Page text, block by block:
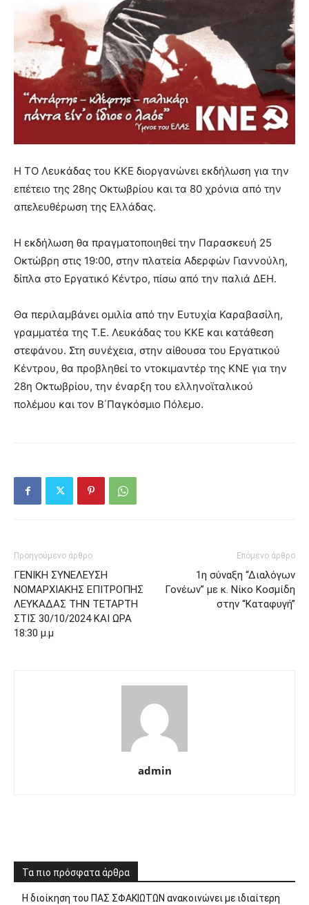
Η ΤΟ Λευκάδας του ΚΚΕ διοργανώνει εκδήλωση για την
επέτειο της 28ης Οκτωβρίου και τα 80 χρόνια από την
απελευθέρωση της Ελλάδας.
Η εκδήλωση θα πραγματοποιηθεί την Παρασκευή 25
Οκτώβρη στις 19:00, στην πλατεία Αδερφών Γιαννούλη,
δίπλα στο Εργατικό Κέντρο, πίσω από την παλιά ΔΕΗ.
Θα περιλαμβάνει ομιλία από την Ευτυχία Καραβασίλη,
γραμματέα της Τ.Ε. Λευκάδας του ΚΚΕ και κατάθεση
στεφάνου. Στη συνέχεια, στην αίθουσα του Εργατικού
Κέντρου, θα προβληθεί το ντοκιμαντέρ της ΚΝΕ για την
28η Οκτωβρίου, την έναρξη του ελληνοϊταλικού
πολέμου και τον Β΄Παγκόσμιο Πόλεμο.
Προηγούμενο άρθρο
ΓΕΝΙΚΗ ΣΥΝΕΛΕΥΣΗ
ΝΟΜΑΡΧΙΑΚΗΣ ΕΠΙΤΡΟΠΗΣ
ΛΕΥΚΑΔΑΣ ΤΗΝ ΤΕΤΑΡΤΗ
ΣΤΙΣ 30/10/2024 ΚΑΙ ΩΡΑ
18:30 μ.μ
Επόμενο άρθρο
1η σύναξη “Διαλόγων
Γονέων” με κ. Νίκο Κοσμίδη
στην “Καταφυγή”
admin
Τα πιο πρόσφατα άρθρα
Η διοίκηση του ΠΑΣ ΣΦΑΚΙΩΤΩΝ ανακοινώνει με ιδιαίτερη